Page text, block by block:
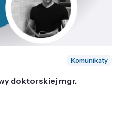
Komunikaty
doktorskiej mgr.